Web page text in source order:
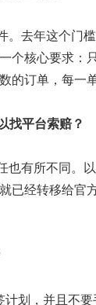
。去年这个门
个核心要求：
的订单，每一
找平台索赔？
也有所不同。
已经转移给官
计划，并且不